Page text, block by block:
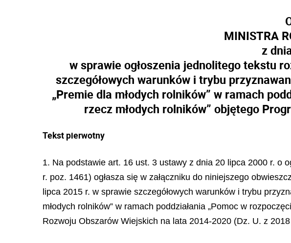
MINISTRA
z
w sprawie ogłoszenia jednolitego tekstu
szczegółowych warunków i trybu
„Premie dla młodych rolników” w ramach
rzecz młodych rolników” objętego
Tekst pierwotny
1. Na podstawie art. 16 ust. 3 ustawy z dnia 20 lipca 2000 r. o
r. poz. 1461) ogłasza się w załączniku do niniejszego
lipca 2015 r. w sprawie szczegółowych warunków i trybu
młodych rolników” w ramach poddziałania „Pomoc w
Rozwoju Obszarów Wiejskich na lata 2014-2020 (Dz. U. z